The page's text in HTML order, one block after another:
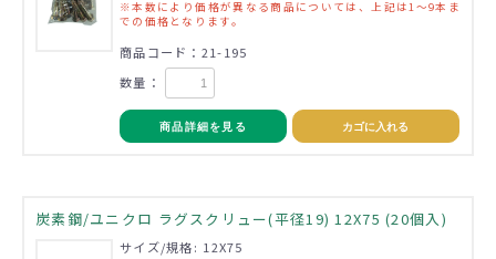
※本数により価格が異なる商品については、上記は1～9本ま
での価格となります。
商品コード：21-195
数量：
商品詳細を見る カゴに入れる
炭素鋼/ユニクロ ラグスクリュー(平径19) 12X75 (20個入)
サイズ/規格: 12X75